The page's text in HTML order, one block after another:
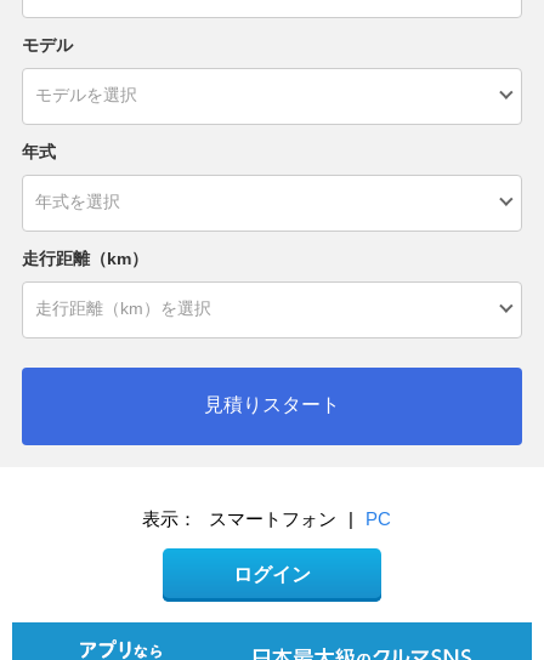
モデル
年式
走行距離（km）
見積りスタート
表示： スマートフォン | PC
ログイン